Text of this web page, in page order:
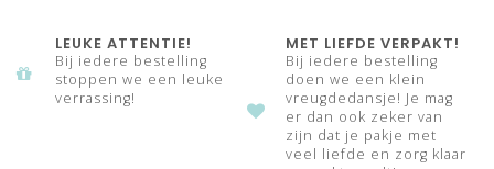
LEUKE ATTENTIE!
Bij iedere bestelling
stoppen we een leuke
verrassing!
MET LIEFDE VERPAKT!
Bij iedere bestelling
doen we een klein
vreugdedansje! Je mag
er dan ook zeker van
zijn dat je pakje met
veel liefde en zorg klaar